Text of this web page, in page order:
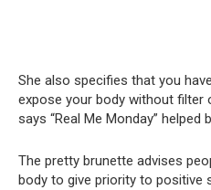
She also specifies that you
expose your body without filter
says “Real Me Monday”
The pretty brunette advises
body to give priority to positive